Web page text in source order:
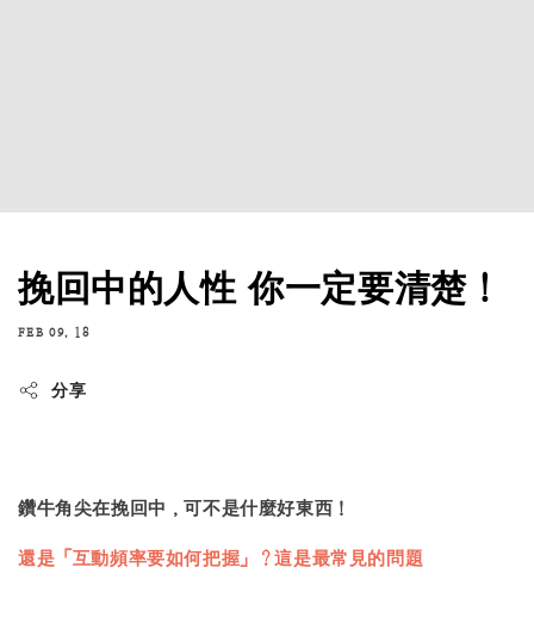
挽回中的人性 你一定要清楚！
FEB 09, 18
分享
鑽牛角尖在挽回中，可不是什麼好東西！
還是「互動頻率要如何把握」？這是最常見的問題